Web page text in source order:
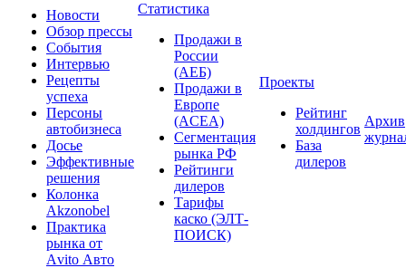
Новости
Обзор прессы
События
Интервью
Рецепты
успеха
Персоны
автобизнеса
Досье
Эффективные
решения
Колонка
Akzonobel
Практика
рынка от
Аvito Авто
Статистика
Продажи в
России
(АЕБ)
Продажи в
Европе
(ACEA)
Сегментация
рынка РФ
Рейтинги
дилеров
Тарифы
каско (ЭЛТ-
ПОИСК)
Проекты
Рейтинг
холдингов
База
дилеров
Архив